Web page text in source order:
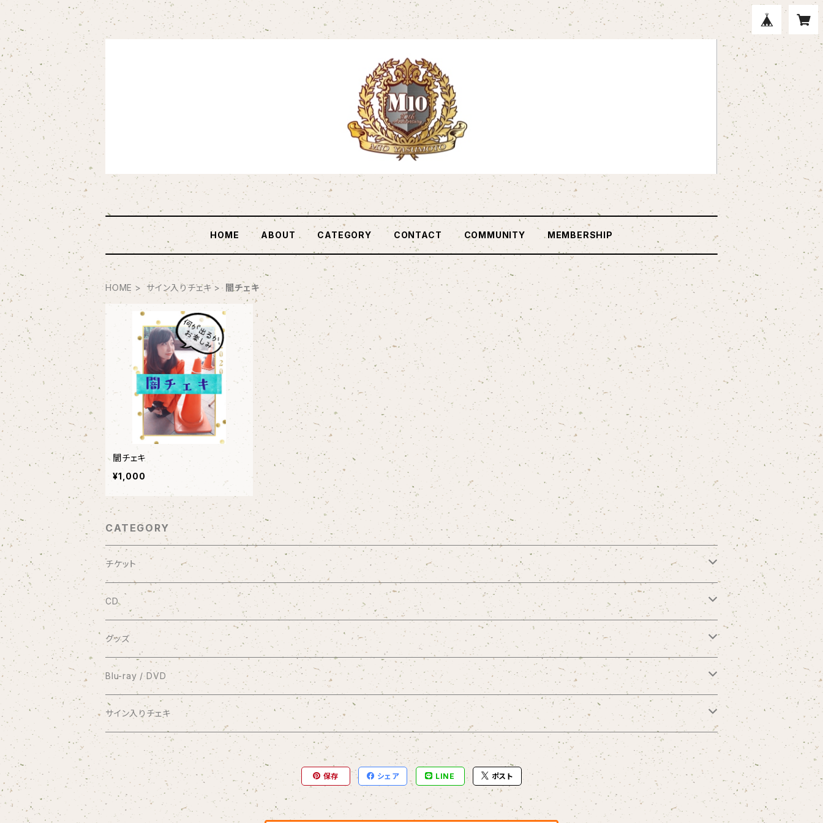
HOME ABOUT CATEGORY CONTACT COMMUNITY MEMBERSHIP
HOME サイン入りチェキ 闇チェキ
闇チェキ
¥1,000
CATEGORY
チケット
9/20 10周年記念コンサート渋谷プレジャープレジャー
有料配信ライブ
1coin配信 クラブ美緒
過去の録画ライブ視聴チケット
1/8 弦カルテットコンサート at 横浜mint hall
CD
シングル
おやすみなさい
花束をあなたに
Piano Letter
ミニアルバム
アナスタシア
明日が聴こえる
selene
フルアルバム
Meditation
写真集つきシングル
アナスタシア（初期ver.）
この夏よ、永遠に
コンピレーションアルバム
グッズ
ブロマイド
10周年メモリアルフォトブック
クリアファイル
缶バッジ
Blu-ray / DVD
2017.7.2 渋谷プレジャープレジャー
Blu-ray
Blu-ray＆DVDセット
2020.9.20 andante〜your songs〜
Blu-ray
2021.1.11 渋谷プレジャープレジャー
サイン入りチェキ
おうちde MIO LIVE
闇チェキ
保存 シェア LINE ポスト